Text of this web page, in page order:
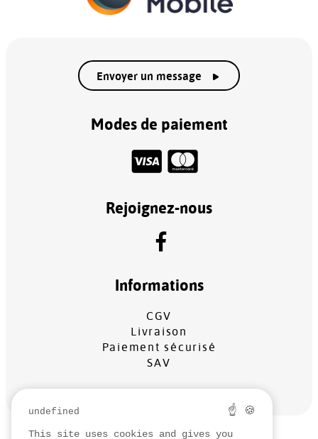
Envoyer un message
Modes de paiement
Rejoignez-nous
Informations
CGV
Livraison
Paiement sécurisé
SAV
undefined ☝ 🍪
This site uses cookies and gives you